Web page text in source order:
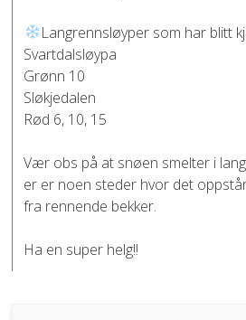
Langrennsløyper som har blitt
Svartdalsløypa
Grønn 10
Sløkjedalen
Rød 6, 10, 15
Vær obs på at snøen smelter i
er er noen steder hvor det
fra rennende bekker.
Ha en super helg!!